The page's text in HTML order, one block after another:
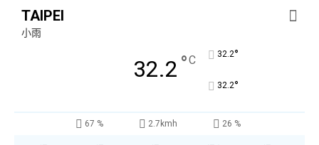
TAIPEI
小雨
32.2 °C 32.2°
32.2°
67 % 2.7kmh 26 %